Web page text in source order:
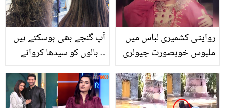
آپ گنجے بھی ہوسکتے ہیں
۔۔ بالوں کو سیدھا کروانے
جانیئے مشہور ہیئر
ایکسپرٹ کی اہم رائے
روایتی کشمیری لباس میں
ملبوس خوبصورت جیولری
اداکارہ کی تصویر ہے؟